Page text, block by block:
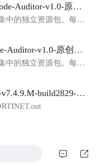
一定会喜欢它的！ Visual-Workflow-Orphan-Node-Auditor-v1.0-原创源码与文档.zip
中的独立资源包。每个
MIT License及原创与授
行npm test验证算法，
生产日志或其他受限素
测试审计和课程实践。
Cypress-Flaky-Test-Evidence-Auditor-v1.0-原创源码与文档.zip
中的独立资源包。每个
MIT License及原创与授
行npm test验证算法，
FortiGate-v7.4.9-FGT-601E-v7.4.9.M-build2829-FORTINET.out